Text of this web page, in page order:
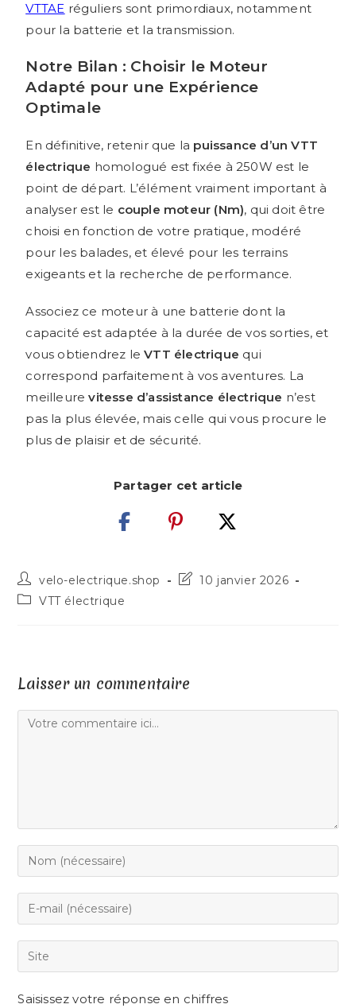
VTTAE réguliers sont primordiaux, notamment
pour la batterie et la transmission.
Notre Bilan : Choisir le Moteur
Adapté pour une Expérience
Optimale
En définitive, retenir que la puissance d’un VTT
électrique homologué est fixée à 250W est le
point de départ. L’élément vraiment important à
analyser est le couple moteur (Nm), qui doit être
choisi en fonction de votre pratique, modéré
pour les balades, et élevé pour les terrains
exigeants et la recherche de performance.
Associez ce moteur à une batterie dont la
capacité est adaptée à la durée de vos sorties, et
vous obtiendrez leVTT électrique qui
correspond parfaitement à vos aventures. La
meilleurevitesse d’assistance électrique n’est
pas la plus élevée, mais celle qui vous procure le
plus de plaisir et de sécurité.
Partager cet article
velo-electrique.shop
10 janvier 2026
VTT électrique
Laisser un commentaire
Saisissez votre réponse en chiffres